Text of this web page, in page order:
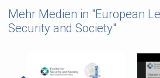
Mehr Medien in "European
Security and Society"